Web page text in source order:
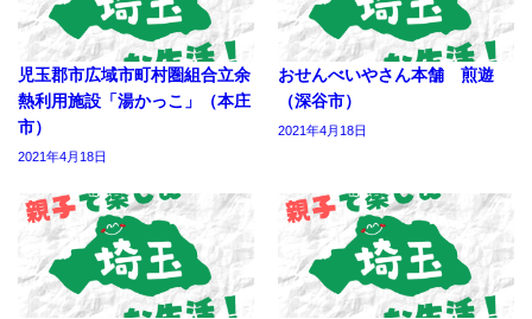
児玉郡市広域市町村圏組合立余
熱利用施設「湯かっこ」（本庄
市）
2021年4月18日
おせんべいやさん本舗 煎遊
（深谷市）
2021年4月18日